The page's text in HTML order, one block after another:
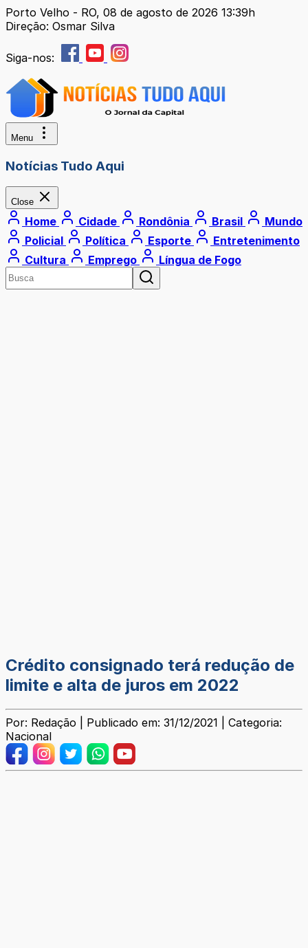
Porto Velho - RO, 08 de agosto de 2026 13:39h
Direção: Osmar Silva
Siga-nos:
Menu
Notícias Tudo Aqui
Close
Home Cidade Rondônia Brasil
Mundo
Policial
Política Esporte
Entretenimento
Cultura
Emprego Língua de Fogo
Crédito consignado terá redução de
limite e alta de juros em 2022
Por: Redação | Publicado em: 31/12/2021 | Categoria:
Nacional